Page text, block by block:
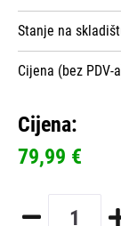
Stanje na
Cijena (bez PDV-
Cijena:
79,99 €